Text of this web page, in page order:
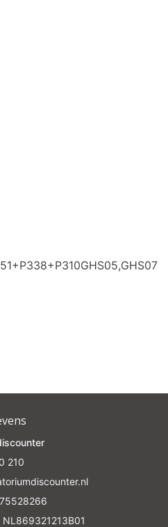
210
NL869321213B01